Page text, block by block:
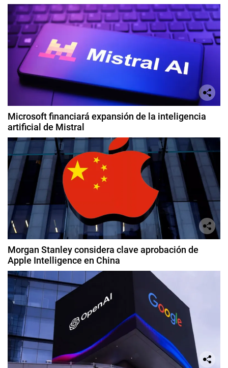
Microsoft financiará expansión de la inteligencia
artificial de Mistral
Morgan Stanley considera clave aprobación de
Apple Intelligence en China